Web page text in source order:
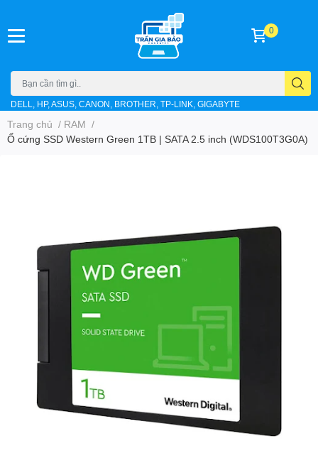
DELL, HP, ASUS, CANON, BROTHER, TP-LINK, GIGABYTE
0
Trang chủ / RAM /
Ổ cứng SSD Western Green 1TB | SATA 2.5 inch (WDS100T3G0A)